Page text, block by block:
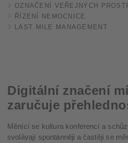
OZNAČENÍ VEŘEJNÝCH
ŘÍZENÍ NEMOCNICE
LAST MILE MANAGEMENT
Digitální značení
zaručuje
Měnící se kultura konferencí a
svolávají spontánněji a častěji se